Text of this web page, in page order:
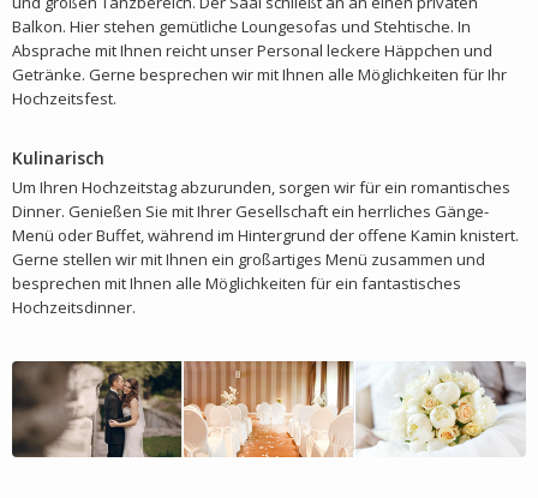
Balkon. Hier stehen gemütliche Loungesofas und Stehtische. In
Absprache mit Ihnen reicht unser Personal leckere Häppchen und
Getränke. Gerne besprechen wir mit Ihnen alle Möglichkeiten für Ihr
Hochzeitsfest.
Kulinarisch
Um Ihren Hochzeitstag abzurunden, sorgen wir für ein romantisches
Dinner. Genießen Sie mit Ihrer Gesellschaft ein herrliches Gänge-
Menü oder Buffet, während im Hintergrund der offene Kamin knistert.
Gerne stellen wir mit Ihnen ein großartiges Menü zusammen und
besprechen mit Ihnen alle Möglichkeiten für ein fantastisches
Hochzeitsdinner.